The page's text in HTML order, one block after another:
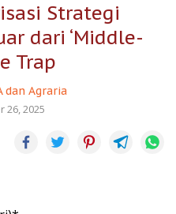
Strategi
dari ‘Middle-
Trap
dan Agraria
26, 2025